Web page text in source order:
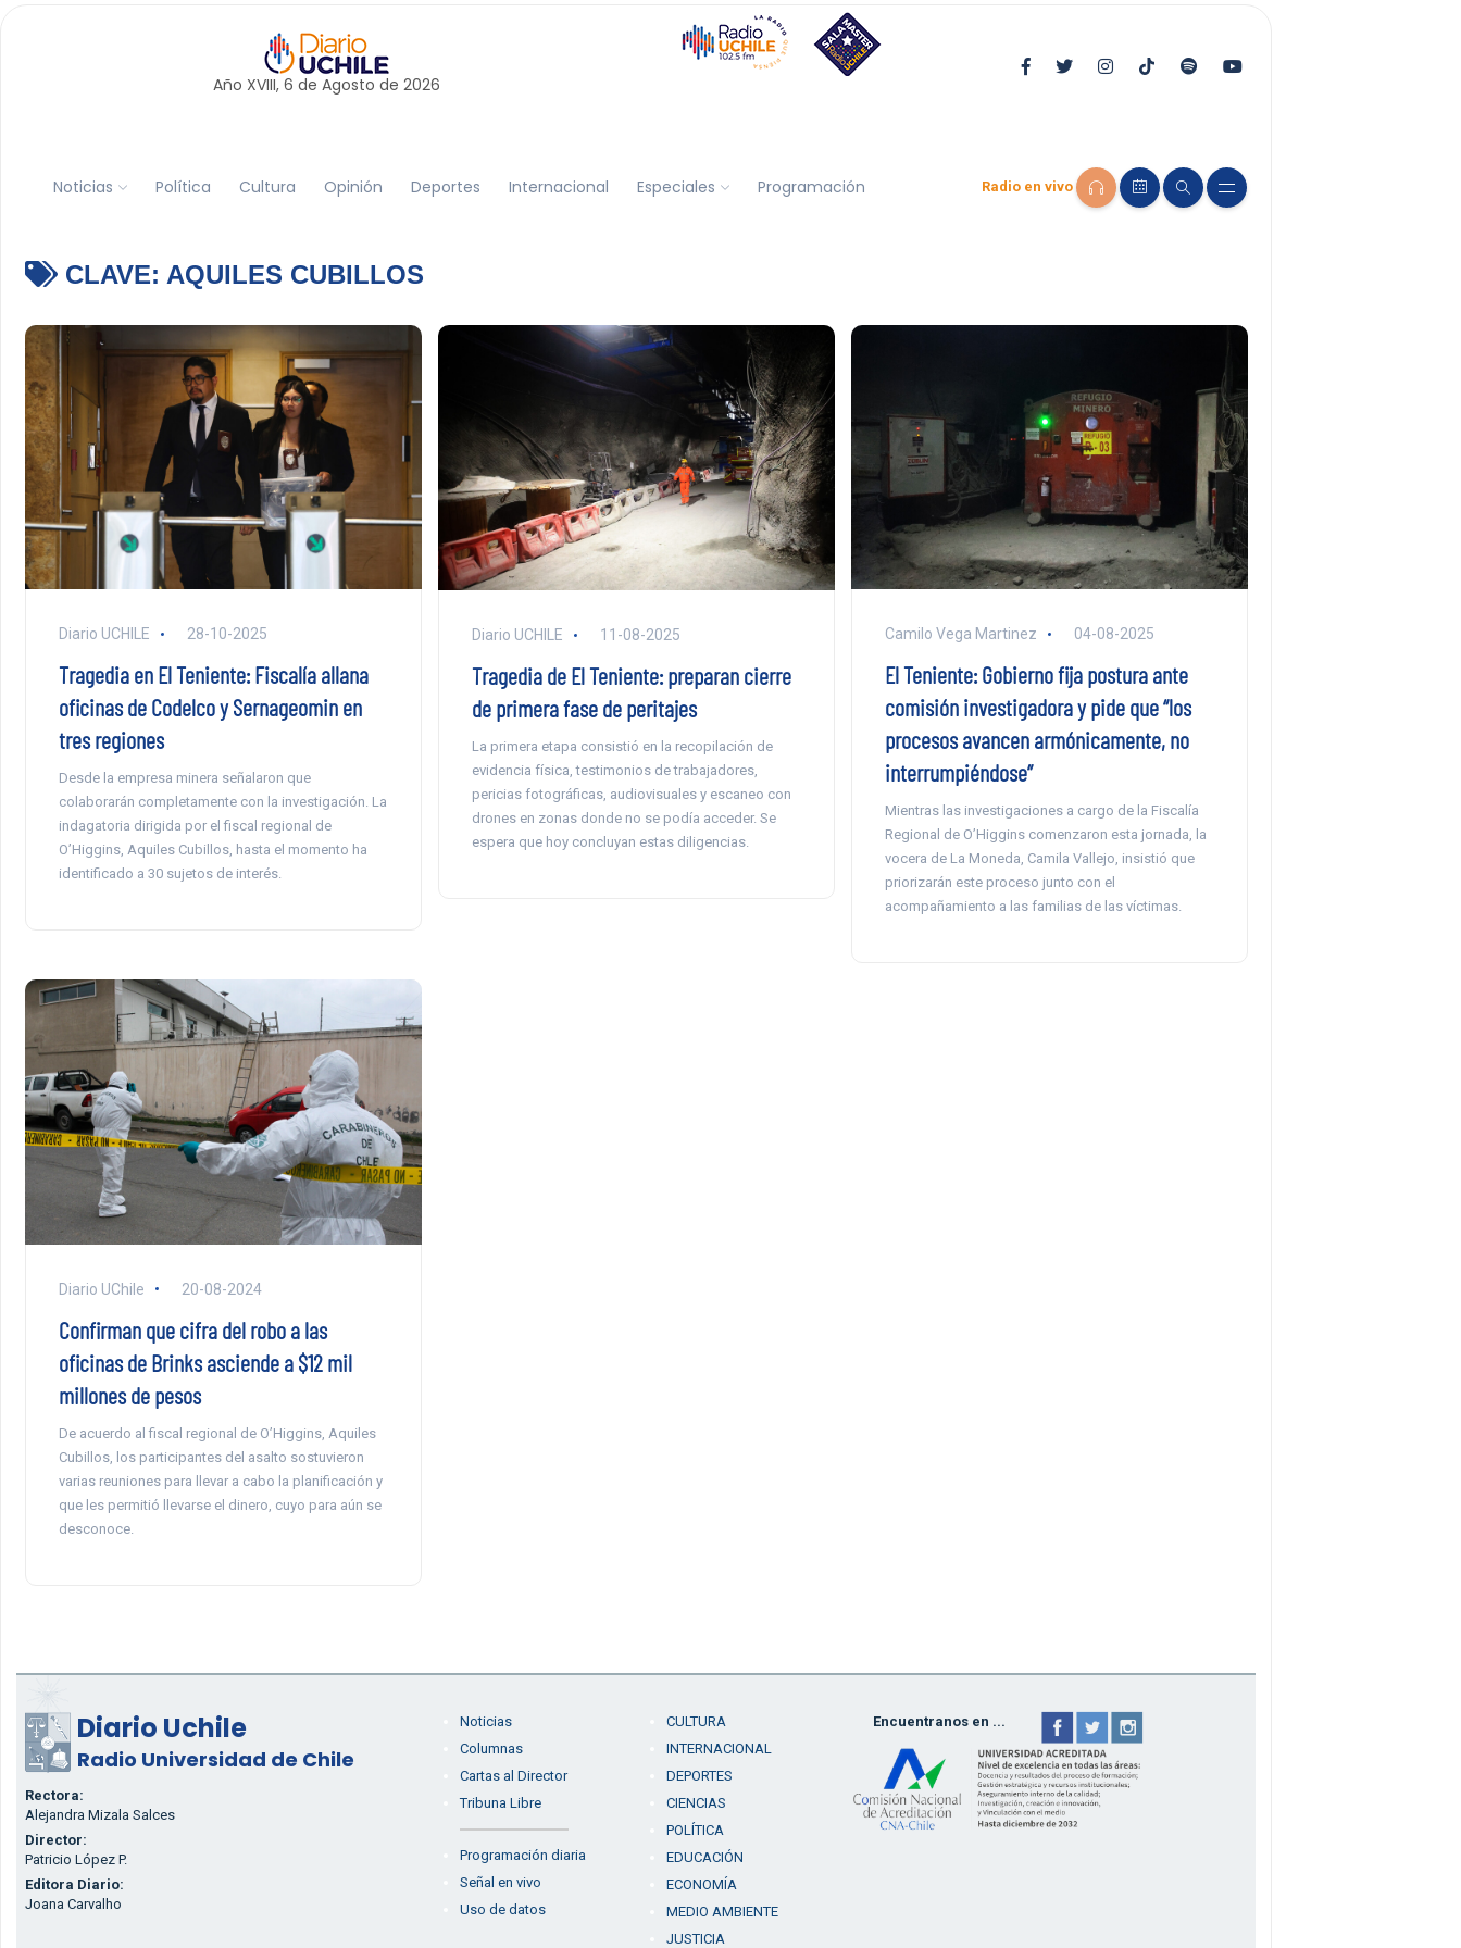
Año XVIII, 6 de Agosto de 2026
Noticias Política Cultura Opinión Deportes Internacional Especiales Programación Radio en vivo
CLAVE: AQUILES CUBILLOS
Diario UCHILE 28-10-2025
Tragedia en El Teniente: Fiscalía allana
oficinas de Codelco y Sernageomin en
tres regiones
Desde la empresa minera señalaron que
colaborarán completamente con la investigación. La
indagatoria dirigida por el fiscal regional de
O’Higgins, Aquiles Cubillos, hasta el momento ha
identificado a 30 sujetos de interés.
Diario UCHILE 11-08-2025
Tragedia de El Teniente: preparan cierre
de primera fase de peritajes
La primera etapa consistió en la recopilación de
evidencia física, testimonios de trabajadores,
pericias fotográficas, audiovisuales y escaneo con
drones en zonas donde no se podía acceder. Se
espera que hoy concluyan estas diligencias.
Camilo Vega Martinez 04-08-2025
El Teniente: Gobierno fija postura ante
comisión investigadora y pide que “los
procesos avancen armónicamente, no
interrumpiéndose”
Mientras las investigaciones a cargo de la Fiscalía
Regional de O’Higgins comenzaron esta jornada, la
vocera de La Moneda, Camila Vallejo, insistió que
priorizarán este proceso junto con el
acompañamiento a las familias de las víctimas.
Diario UChile 20-08-2024
Confirman que cifra del robo a las
oficinas de Brinks asciende a $12 mil
millones de pesos
De acuerdo al fiscal regional de O’Higgins, Aquiles
Cubillos, los participantes del asalto sostuvieron
varias reuniones para llevar a cabo la planificación y
que les permitió llevarse el dinero, cuyo para aún se
desconoce.
Diario Uchile
Radio Universidad de Chile
Rectora:
Alejandra Mizala Salces
Director:
Patricio López P.
Editora Diario:
Joana Carvalho
Noticias
Columnas
Cartas al Director
Tribuna Libre
Programación diaria
Señal en vivo
Uso de datos
CULTURA
INTERNACIONAL
DEPORTES
CIENCIAS
POLÍTICA
EDUCACIÓN
ECONOMÍA
MEDIO AMBIENTE
JUSTICIA
Encuentranos en ...